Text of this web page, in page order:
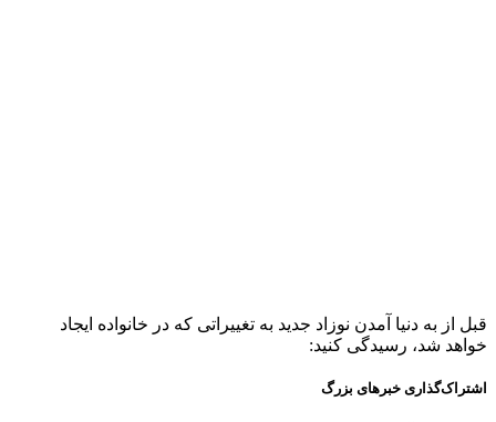
قبل از به دنیا آمدن نوزاد جدید به تغییراتی که در خانواده ایجاد
خواهد شد، رسیدگی کنید:
اشتراک‌گذاری خبرهای بزرگ